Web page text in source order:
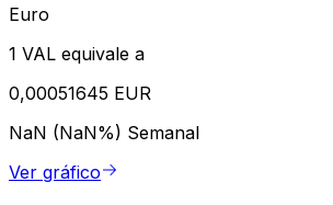
Euro
1 VAL equivale a
0,00051645 EUR
NaN (NaN%) Semanal
Ver gráfico